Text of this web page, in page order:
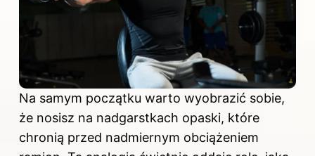
Na samym początku warto wyobrazić sobie,
że nosisz na nadgarstkach opaski, które
chronią przed nadmiernym obciążeniem